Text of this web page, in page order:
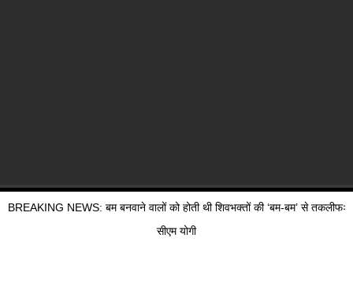
BREAKING NEWS: बम बनवाने वालों को होती थी शिवभक्तों की ‘बम-बम’ से तकलीफः
सीएम योगी